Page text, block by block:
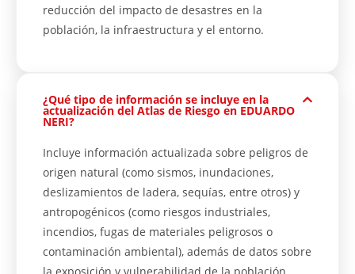
reducción del impacto de desastres en la
población, la infraestructura y el entorno.
¿Qué tipo de información se incluye en la
actualización del Atlas de Riesgo en EDUARDO
NERI?
Incluye información actualizada sobre peligros de
origen natural (como sismos, inundaciones,
deslizamientos de ladera, sequías, entre otros) y
antropogénicos (como riesgos industriales,
incendios, fugas de materiales peligrosos o
contaminación ambiental), además de datos sobre